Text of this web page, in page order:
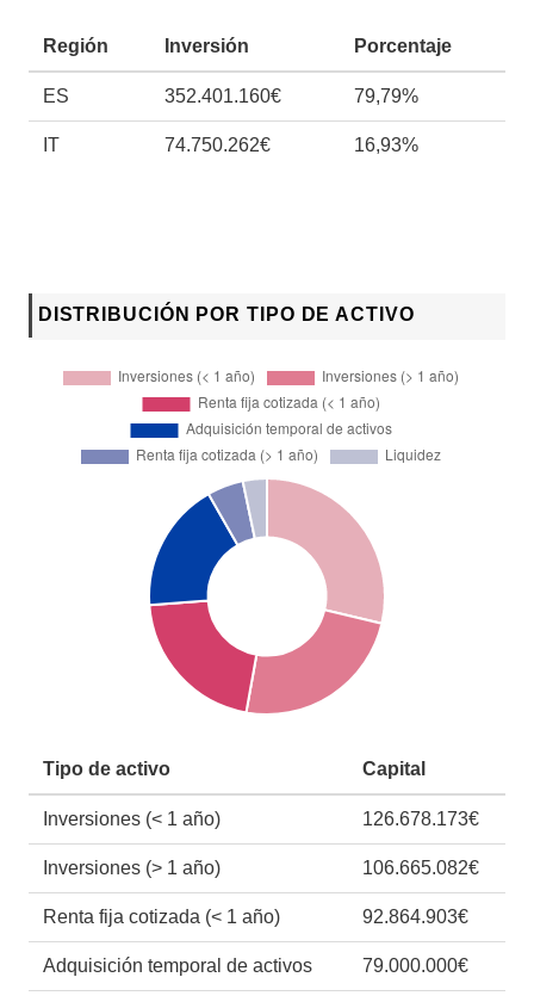
Región Inversión Porcentaje
ES 352.401.160€ 79,79%
IT 74.750.262€ 16,93%
DISTRIBUCIÓN POR TIPO DE ACTIVO
Tipo de activo Capital
Inversiones (< 1 año) 126.678.173€
Inversiones (> 1 año) 106.665.082€
Renta fija cotizada (< 1 año) 92.864.903€
Adquisición temporal de activos 79.000.000€